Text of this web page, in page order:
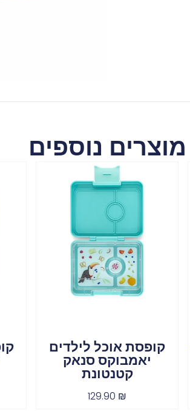
מוצרים נוספים
קופסת אוכל לילדים
יאמבוקס סנאק
קטנטונת
129.90 ₪